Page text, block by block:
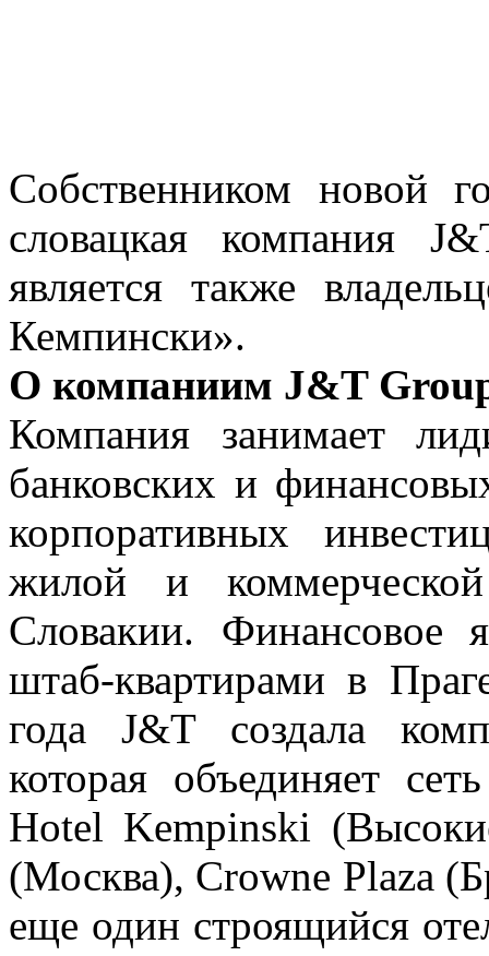
Собственником новой
словацкая компания
является также
Кемпински».
О компаниим J&T
Компания занимает
банковских и
корпоративных
жилой и
Словакии.
штаб-квартирами в
года J&T создала
которая объединяет
Hotel Kempinski
(Москва), Crowne Plaza
еще один строящийся